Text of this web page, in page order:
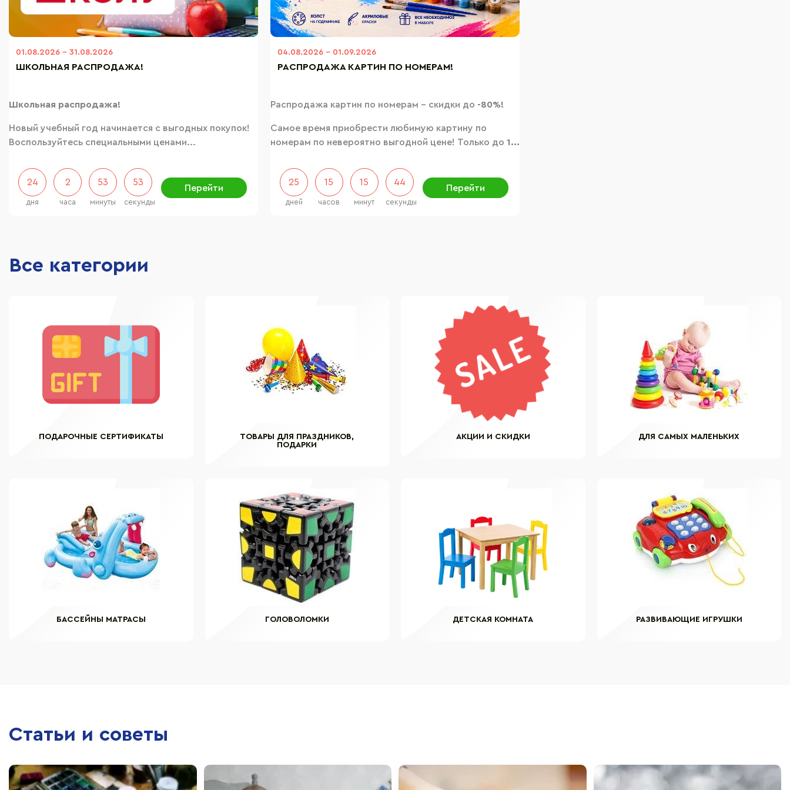
01.08.2026 - 31.08.2026
ШКОЛЬНАЯ РАСПРОДАЖА!
Школьная распродажа!
Новый учебный год начинается с выгодных покупок!
Воспользуйтесь специальными ценами...
24
дня
2
часа
53
минуты
51
секунда
Перейти
04.08.2026- 01.09.2026
РАСПРОДАЖА КАРТИН ПО НОМЕРАМ!
Распродажа картин по номерам – скидки до -80%!
Самое время приобрести любимую картину по
номерам по невероятно выгодной цене! Только до 1...
25
дней
15
часов
15
минут
42
секунды
Перейти
Все категории
ПОДАРОЧНЫЕ СЕРТИФИКАТЫ
ТОВАРЫ ДЛЯ ПРАЗДНИКОВ,
ПОДАРКИ
АКЦИИ И СКИДКИ ДЛЯ САМЫХ МАЛЕНЬКИХ
БАССЕЙНЫ МАТРАСЫ ГОЛОВОЛОМКИ ДЕТСКАЯ КОМНАТА РАЗВИВАЮЩИЕ ИГРУШКИ
Статьи и советы